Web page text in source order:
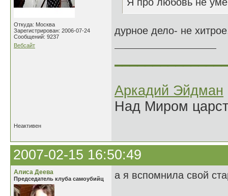
Откуда: Москва
Зарегистрирован: 2006-07-24
Сообщений: 9237
Вебсайт
дурное дело- не
Аркадий Эйдман
Над Миром
Неактивен
2007-02-15 16:50:49
Алиса Деева
Председатель клуба самоубийц а я вспомнила свой